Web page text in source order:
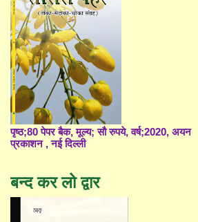
पृष्ठ;80 पेपर बैक, मूल्य; सौ रुपये, वर्ष;2020, अयन
प्रकाशन , नई दिल्ली
बन्द कर लो द्वार